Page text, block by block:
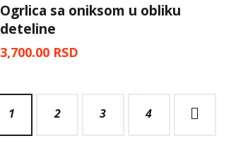
Ogrlica sa oniksom u obliku
deteline
3,700.00 RSD
1 2 3 4